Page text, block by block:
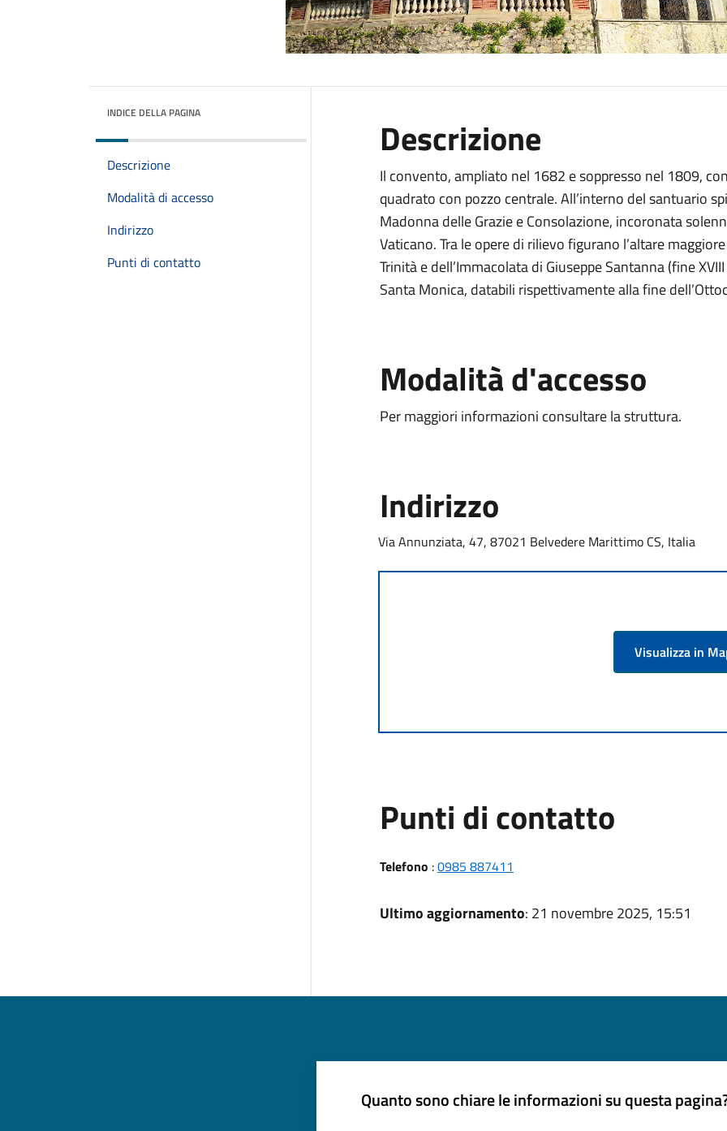
INDICE DELLA PAGINA
Descrizione
Modalità di accesso
Indirizzo
Punti di contatto
Descrizione
Il convento, ampliato nel 1682 e soppresso nel 1809,
quadrato con pozzo centrale. All’interno del santuario
Madonna delle Grazie e Consolazione, incoronata
Vaticano. Tra le opere di rilievo figurano l’altare
Trinità e dell’Immacolata di Giuseppe Santanna (fine
Santa Monica, databili rispettivamente alla fine
Modalità d'accesso
Per maggiori informazioni consultare la struttura.
Indirizzo
Via Annunziata, 47, 87021 Belvedere Marittimo CS, Italia
Visualizza in
Punti di contatto
Telefono :0985 887411
Ultimo aggiornamento: 21 novembre 2025, 15:51
Quanto sono chiare le informazioni su questa